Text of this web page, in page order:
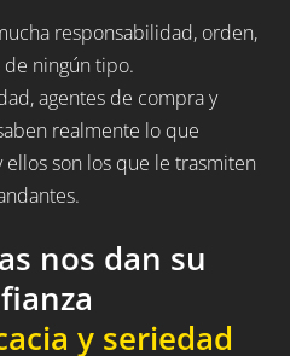
responsabilidad, orden,
ningún tipo.
agentes de compra y
realmente lo que
ellos son los que le trasmiten
nos dan su
y seriedad